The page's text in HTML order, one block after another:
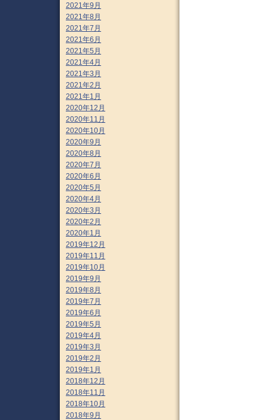
2021年9月
2021年8月
2021年7月
2021年6月
2021年5月
2021年4月
2021年3月
2021年2月
2021年1月
2020年12月
2020年11月
2020年10月
2020年9月
2020年8月
2020年7月
2020年6月
2020年5月
2020年4月
2020年3月
2020年2月
2020年1月
2019年12月
2019年11月
2019年10月
2019年9月
2019年8月
2019年7月
2019年6月
2019年5月
2019年4月
2019年3月
2019年2月
2019年1月
2018年12月
2018年11月
2018年10月
2018年9月